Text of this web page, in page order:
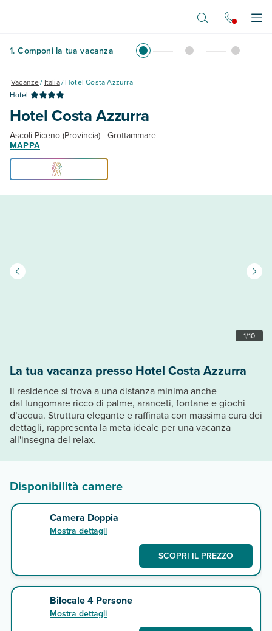
1. Componi la tua vacanza
Vacanze/ Italia/Hotel Costa Azzurra
Hotel
Hotel Costa Azzurra
Ascoli Piceno (Provincia) - Grottammare
MAPPA
1/10
La tua vacanza presso Hotel Costa Azzurra
Il residence si trova a una distanza minima anche
dal lungomare ricco di palme, aranceti, fontane e giochi
d’acqua. Struttura elegante e raffinata con massima cura dei
dettagli, rappresenta la meta ideale per una vacanza
all'insegna del relax.
Disponibilità camere
Camera Doppia
Mostra dettagli
SCOPRI IL PREZZO
Bilocale 4 Persone
Mostra dettagli